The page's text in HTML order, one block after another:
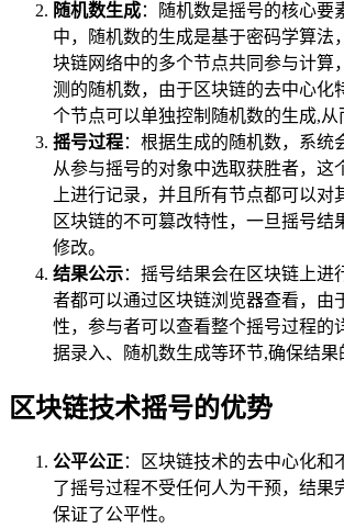
随机数生成：随机数是摇号的核心要
中，随机数的生成是基于密码学算法
块链网络中的多个节点共同参与计算
测的随机数，由于区块链的去中心化
个节点可以单独控制随机数的生成,从
摇号过程：根据生成的随机数，系统
从参与摇号的对象中选取获胜者，这
上进行记录，并且所有节点都可以对
区块链的不可篡改特性，一旦摇号结
修改。
结果公示：摇号结果会在区块链上进
者都可以通过区块链浏览器查看，由
性，参与者可以查看整个摇号过程的
据录入、随机数生成等环节,确保结果
区块链技术摇号的优势
公平公正：区块链技术的去中心化和
了摇号过程不受任何人为干预，结果
保证了公平性。